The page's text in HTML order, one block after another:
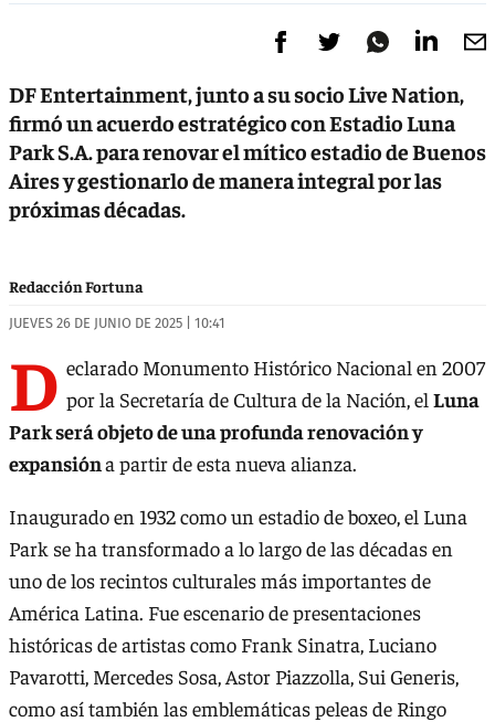
DF Entertainment, junto a su socio Live Nation,
firmó un acuerdo estratégico con Estadio Luna
Park S.A. para renovar el mítico estadio de Buenos
Aires y gestionarlo de manera integral por las
próximas décadas.
Redacción Fortuna
JUEVES 26 DE JUNIO DE 2025 | 10:41
D eclarado Monumento Histórico Nacional en 2007
por la Secretaría de Cultura de la Nación, el Luna
Park será objeto de una profunda renovación y
expansióna partir de esta nueva alianza.
Inaugurado en 1932 como un estadio de boxeo, el Luna
Park se ha transformado a lo largo de las décadas en
uno de los recintos culturales más importantes de
América Latina. Fue escenario de presentaciones
históricas de artistas como Frank Sinatra, Luciano
Pavarotti, Mercedes Sosa, Astor Piazzolla, Sui Generis,
como así también las emblemáticas peleas de Ringo